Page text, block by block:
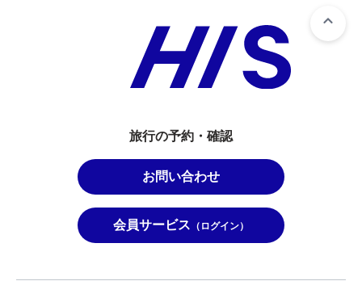
旅行の予約・確認
お問い合わせ
会員サービス （ログイン）